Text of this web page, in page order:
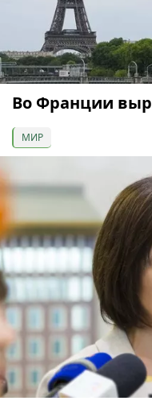
Во Франции
МИР